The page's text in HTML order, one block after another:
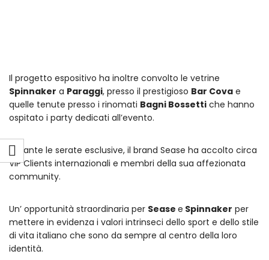
Il progetto espositivo ha inoltre convolto le vetrine
Spinnaker a Paraggi, presso il prestigioso Bar Cova e
quelle tenute presso i rinomati Bagni Bossetti che hanno
ospitato i party dedicati all’evento.
Durante le serate esclusive, il brand Sease ha accolto circa
VIP Clients internazionali e membri della sua affezionata
community.
Un’ opportunità straordinaria per Sease e Spinnaker per
mettere in evidenza i valori intrinseci dello sport e dello stile
di vita italiano che sono da sempre al centro della loro
identità.